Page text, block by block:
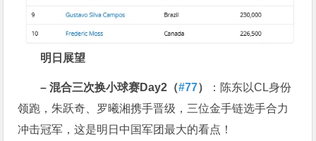
明日展望
–混合三次换小球赛Day2 （#77）
：陈东以CL身份
领跑，朱跃奇、罗曦湘携手晋级，三位金手链选手合力
冲击冠军，这是明日中国军团最大的看点！